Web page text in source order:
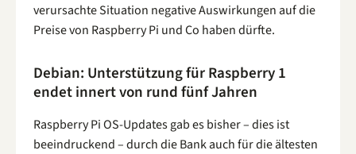
verursachte Situation negative Auswirkungen auf die
Preise von Raspberry Pi und Co haben dürfte.
Debian: Unterstützung für Raspberry 1
endet innert von rund fünf Jahren
Raspberry Pi OS-Updates gab es bisher – dies ist
beeindruckend – durch die Bank auch für die ältesten